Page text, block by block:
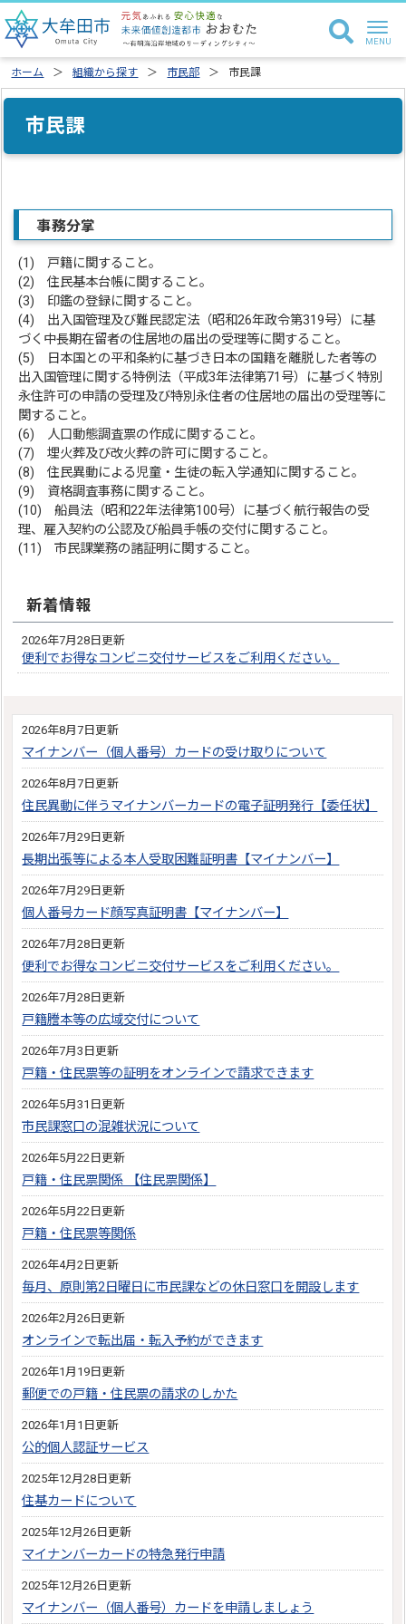
ホーム 組織から探す 市民部 市民課
市民課
事務分掌
(1) 戸籍に関すること。
(2) 住民基本台帳に関すること。
(3) 印鑑の登録に関すること。
(4) 出入国管理及び難民認定法（昭和26年政令第319号）に基
づく中長期在留者の住居地の届出の受理等に関すること。
(5) 日本国との平和条約に基づき日本の国籍を離脱した者等の
出入国管理に関する特例法（平成3年法律第71号）に基づく特別
永住許可の申請の受理及び特別永住者の住居地の届出の受理等に
関すること。
(6) 人口動態調査票の作成に関すること。
(7) 埋火葬及び改火葬の許可に関すること。
(8) 住民異動による児童・生徒の転入学通知に関すること。
(9) 資格調査事務に関すること。
(10) 船員法（昭和22年法律第100号）に基づく航行報告の受
理、雇入契約の公認及び船員手帳の交付に関すること。
(11) 市民課業務の諸証明に関すること。
新着情報
2026年7月28日更新
便利でお得なコンビニ交付サービスをご利用ください。
2026年8月7日更新
マイナンバー（個人番号）カードの受け取りについて
2026年8月7日更新
住民異動に伴うマイナンバーカードの電子証明発行【委任状】
2026年7月29日更新
長期出張等による本人受取困難証明書【マイナンバー】
2026年7月29日更新
個人番号カード顔写真証明書【マイナンバー】
2026年7月28日更新
便利でお得なコンビニ交付サービスをご利用ください。
2026年7月28日更新
戸籍謄本等の広域交付について
2026年7月3日更新
戸籍・住民票等の証明をオンラインで請求できます
2026年5月31日更新
市民課窓口の混雑状況について
2026年5月22日更新
戸籍・住民票関係 【住民票関係】
2026年5月22日更新
戸籍・住民票等関係
2026年4月2日更新
毎月、原則第2日曜日に市民課などの休日窓口を開設します
2026年2月26日更新
オンラインで転出届・転入予約ができます
2026年1月19日更新
郵便での戸籍・住民票の請求のしかた
2026年1月1日更新
公的個人認証サービス
2025年12月28日更新
住基カードについて
2025年12月26日更新
マイナンバーカードの特急発行申請
2025年12月26日更新
マイナンバー（個人番号）カードを申請しましょう